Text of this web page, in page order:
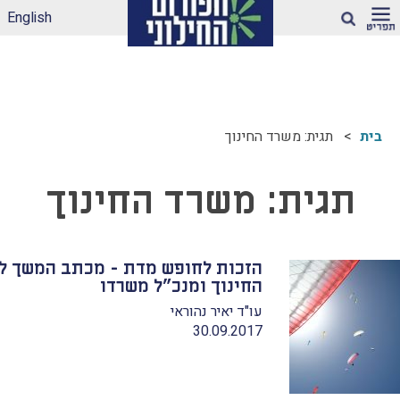
הדתה
הדתה בספרי לימוד
ובבתי-ספר הממלכתיים
– מה ניתן לעשות?
תכנית הלימודים
במקצוע תרבות
יהודית-ישראלית –
תכנית מדיתה
חיפוש English
תגית: משרד החינוך
תגית:משרד החינוך
הזכות לחופש מדת - מכתב המשך לשר
החינוך ומנכ"ל משרדו
עו"ד יאיר נהוראי
30.09.2017